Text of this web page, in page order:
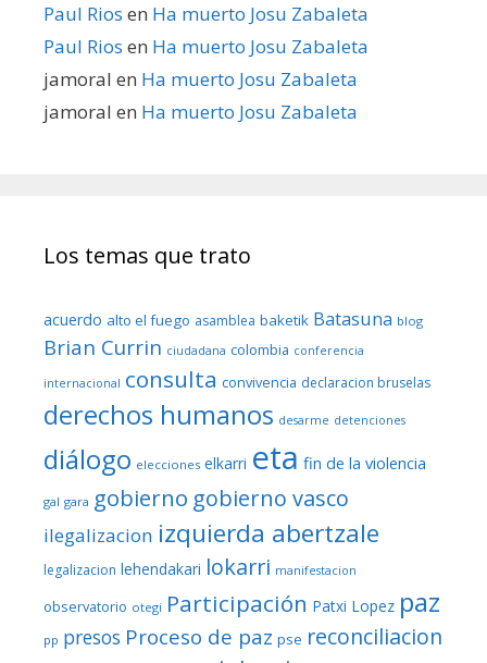
Paul Rios en Ha muerto Josu Zabaleta
Paul Rios en Ha muerto Josu Zabaleta
jamoral en Ha muerto Josu Zabaleta
jamoral en Ha muerto Josu Zabaleta
Los temas que trato
acuerdo alto el fuego asamblea baketik Batasuna blog
Brian Currin ciudadana colombia conferencia
internacional consulta convivencia declaracion bruselas
derechos humanos desarme detenciones
diálogo elecciones elkarri eta fin de la violencia
gal gara gobierno gobierno vasco
ilegalizacion izquierda abertzale
legalizacion lehendakari lokarri manifestacion
observatorio otegi Participación Patxi Lopez paz
pp presos Proceso de paz pse reconciliacion